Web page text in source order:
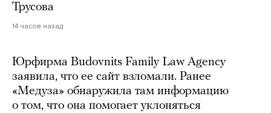
Трусова
14 часов назад
Юрфирма Budovnits Family Law Agency
заявила, что ее сайт взломали. Ранее
«Медуза» обнаружила там информацию
о том, что она помогает уклоняться